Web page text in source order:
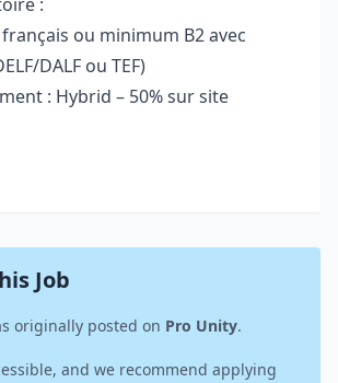
ou minimum B2 avec
DALF ou TEF)
: Hybrid – 50% sur site
Job
originally posted on Pro Unity.
and we recommend applying